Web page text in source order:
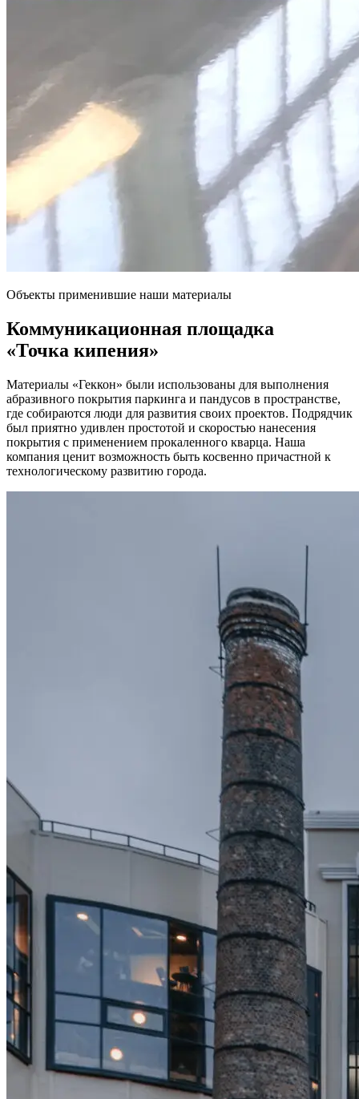
Объекты применившие наши материалы
Коммуникационная площадка
«Точка кипения»
Материалы «Геккон» были использованы для выполнения
абразивного покрытия паркинга и пандусов в пространстве,
где собираются люди для развития своих проектов. Подрядчик
был приятно удивлен простотой и скоростью нанесения
покрытия с применением прокаленного кварца. Наша
компания ценит возможность быть косвенно причастной к
технологическому развитию города.